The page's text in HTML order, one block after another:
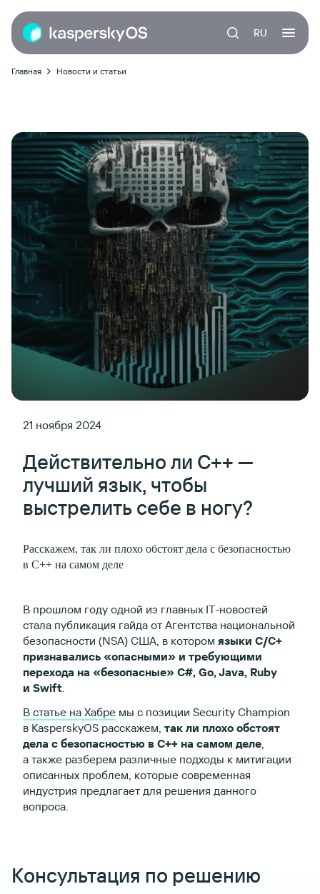
RU
Главная Новости и статьи
21 ноября 2024
Действительно ли С++ —
лучший язык, чтобы
выстрелить себе в ногу?
Расскажем, так ли плохо обстоят дела с безопасностью
в С++ на самом деле
В прошлом году одной из главных IT-новостей
стала публикация гайда от Агентства национальной
безопасности (NSA) США, в котором языки С/C+
признавались «опасными» и требующими
перехода на «безопасные» C#, Go, Java, Ruby
и Swift.
В статье на Хабре мы с позиции Security Champion
в KasperskyOS расскажем, так ли плохо обстоят
дела с безопасностью в С++ на самом деле,
а также разберем различные подходы к митигации
описанных проблем, которые современная
индустрия предлагает для решения данного
вопроса.
Консультация по решению